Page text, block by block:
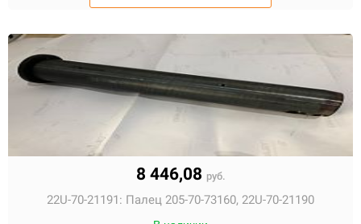
8 446,08 руб.
22U-70-21191: Палец 205-70-73160, 22U-70-21190